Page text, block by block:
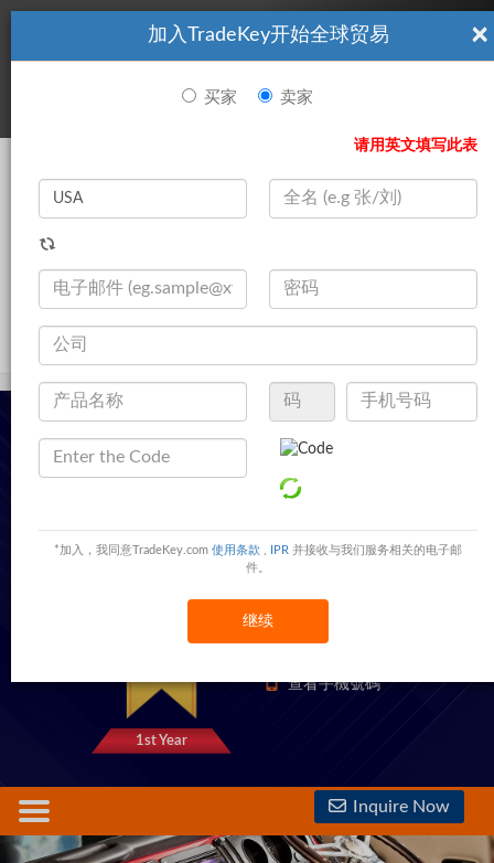
看起來你不是TradeKey.com的會員。 立即註冊，與全球超過7
百萬的進口商和出口商建立聯繫。 立即加入 |
登录
Search
×
加入TradeKey开始全球贸易
买家 卖家
请用英文填写此表
*加入，我同意TradeKey.com 使用条款 IPR 并接收与我们服务相关的电子邮
件。
继续
NO.88 XiXiang,Shenzhen,Guangdong,China China
1st Year
1333 Trust Points
查看手機號碼
Inquire Now